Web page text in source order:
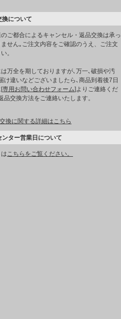
換について
のご都合によるキャンセル・返品交換は承っ
せん｡ご注文内容をご確認のうえ、ご注文
。
万全を期しておりますが､万一､破損や汚
け違いなどございましたら､商品到着後7日
専用お問い合わせフォーム]よりご連絡くだ
品交換方法をご連絡いたします。
換に関する詳細はこちら
ンター営業日について
こちらをご覧ください。